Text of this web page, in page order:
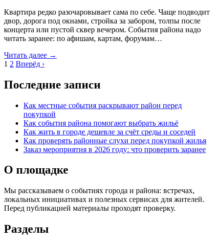
Квартира редко разочаровывает сама по себе. Чаще подводит
двор, дорога под окнами, стройка за забором, толпы после
концерта или пустой сквер вечером. События района надо
читать заранее: по афишам, картам, форумам…
Читать далее →
1 2 Вперёд ›
Последние записи
Как местные события раскрывают район перед
покупкой
Как события района помогают выбрать жильё
Как жить в городе дешевле за счёт среды и соседей
Как проверять районные слухи перед покупкой жилья
Заказ мероприятия в 2026 году: что проверить заранее
О площадке
Мы рассказываем о событиях города и района: встречах,
локальных инициативах и полезных сервисах для жителей.
Перед публикацией материалы проходят проверку.
Разделы